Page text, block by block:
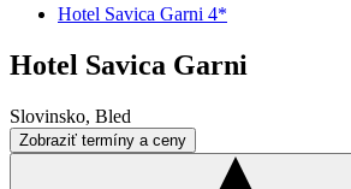
Hotel Savica Garni 4*
Hotel Savica Garni
Slovinsko, Bled
Zobraziť termíny a ceny